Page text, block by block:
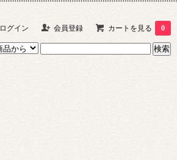
ログイン 会員登録 カートを見る 0